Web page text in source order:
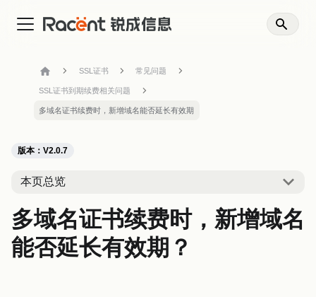
SSL证书 常见问题
SSL证书到期续费相关问题
多域名证书续费时，新增域名能否延长有效期
版本：V2.0.7
本页总览
多域名证书续费时，新增域名
能否延长有效期？